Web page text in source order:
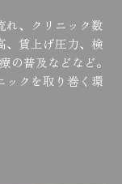
れ、クリニック数
、賃上げ圧力、検
の普及などなど。
ックを取り巻く環